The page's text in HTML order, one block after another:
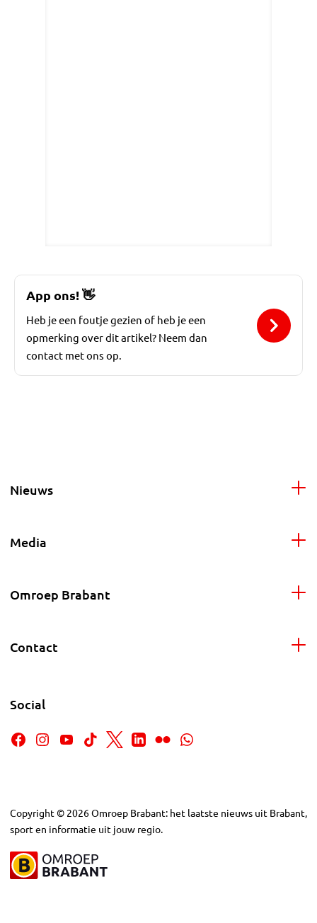
App ons!👋
Heb je een foutje gezien of heb je een
opmerking over dit artikel? Neem dan
contact met ons op.
Nieuws
Media
Omroep Brabant
Contact
Social
Copyright © 2026Omroep Brabant: het laatste nieuws uit Brabant,
sport en informatie uit jouw regio.